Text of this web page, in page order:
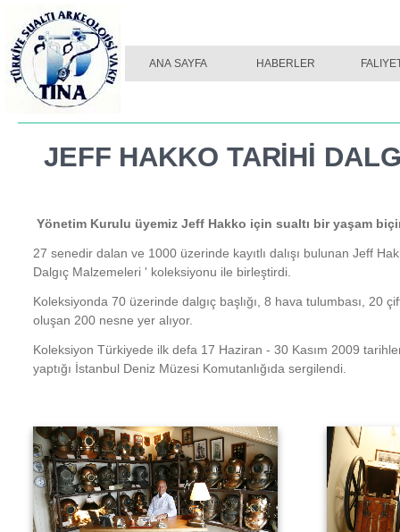
2014 2013
ANA SAYFA HABERLER
JEFF HAKKO TARİHİ
Yönetim Kurulu üyemiz Jeff Hakko için sualtı bir yaşam
27 senedir dalan ve 1000 üzerinde kayıtlı dalışı bulunan Jeff
Dalgıç Malzemeleri ' koleksiyonu ile birleştirdi.
Koleksiyonda 70 üzerinde dalgıç başlığı, 8 hava tulumbası, 20
oluşan 200 nesne yer alıyor.
Koleksiyon Türkiyede ilk defa 17 Haziran - 30 Kasım 2009
yaptığı İstanbul Deniz Müzesi Komutanlığıda sergilendi.